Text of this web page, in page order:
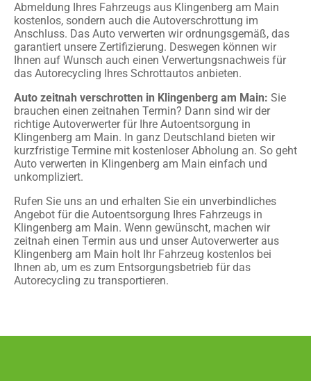
Abmeldung Ihres Fahrzeugs aus Klingenberg am Main
kostenlos, sondern auch die Autoverschrottung im
Anschluss. Das Auto verwerten wir ordnungsgemäß, das
garantiert unsere Zertifizierung. Deswegen können wir
Ihnen auf Wunsch auch einen Verwertungsnachweis für
das Autorecycling Ihres Schrottautos anbieten.
Auto zeitnah verschrotten in Klingenberg am Main: Sie
brauchen einen zeitnahen Termin? Dann sind wir der
richtige Autoverwerter für Ihre Autoentsorgung in
Klingenberg am Main. In ganz Deutschland bieten wir
kurzfristige Termine mit kostenloser Abholung an. So geht
Auto verwerten in Klingenberg am Main einfach und
unkompliziert.
Rufen Sie uns an und erhalten Sie ein unverbindliches
Angebot für die Autoentsorgung Ihres Fahrzeugs in
Klingenberg am Main. Wenn gewünscht, machen wir
zeitnah einen Termin aus und unser Autoverwerter aus
Klingenberg am Main holt Ihr Fahrzeug kostenlos bei
Ihnen ab, um es zum Entsorgungsbetrieb für das
Autorecycling zu transportieren.